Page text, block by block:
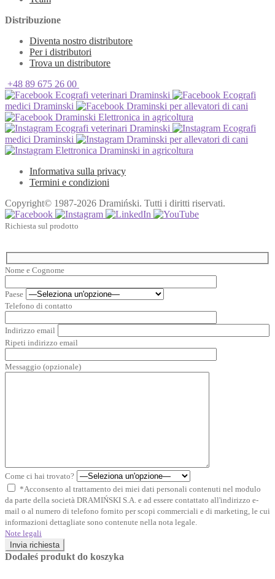
Distribuzione
Diventa nostro distributore
Per i distributori
Trova un distributore
+48 89 675 26 00
Ecografi veterinari Draminski
Ecografi
medici Draminski
Draminski per allevatori di cani
Draminski Elettronica in agricoltura
Ecografi veterinari Draminski
Ecografi
medici Draminski
Draminski per allevatori di cani
Elettronica Draminski in agricoltura
Informativa sulla privacy
Termini e condizioni
Copyright© 1987-2026 Dramiński. Tutti i diritti riservati.
Richiesta sul prodotto
Nome e Cognome
Paese
Telefono di contatto
Indirizzo email
Ripeti indirizzo email
Messaggio (opzionale)
Come ci hai trovato?
*Acconsento al trattamento dei miei dati personali contenuti nel modulo
da parte della società DRAMIŃSKI S.A. e ad essere contattato all'indirizzo e-
mail o al numero di telefono fornito per scopi commerciali e di marketing, le cui
informazioni dettagliate sono contenute nella nota legale.
Note legali
Invia richiesta
Dodałeś produkt do koszyka